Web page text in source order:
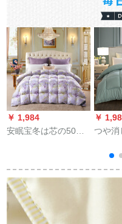
￥ 1,984
安眠宝冬は芯の50%
だきます。ロ冬は年
齢1.5メトルのベッド
で200*230 cmです。
￥
つや消
は厚
度に调